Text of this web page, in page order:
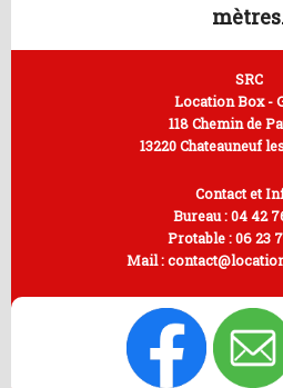
SRC
Location Box -
118 Chemin de
13220 Chateauneuf
Contact et
Bureau :04 42
Protable :06 23
Mail :